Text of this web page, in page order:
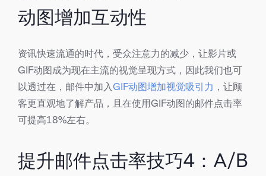
动图增加互动性
资讯快速流通的时代，受众注意力的减少，让影片或
GIF动图成为现在主流的视觉呈现方式，因此我们也可
以透过在，邮件中加入GIF动图增加视觉吸引力 ，让顾
客更直观地了解产品，且在使用GIF动图的邮件点击率
可提高18%左右。
提升邮件点击率技巧4：A/B